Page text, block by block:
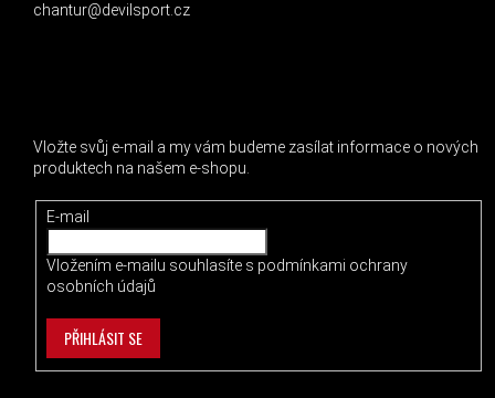
chantur@devilsport.cz
Vložte svůj e-mail a my vám budeme zasílat informace o nových
produktech na našem e-shopu.
E-mail
Vložením e-mailu souhlasíte s podmínkami ochrany
osobních údajů
PŘIHLÁSIT SE